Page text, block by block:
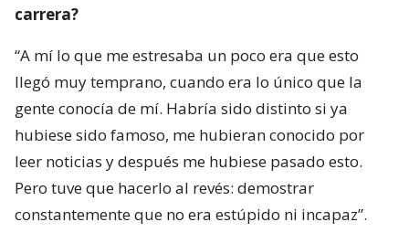
carrera?
“A mí lo que me estresaba un poco era que esto
llegó muy temprano, cuando era lo único que la
gente conocía de mí. Habría sido distinto si ya
hubiese sido famoso, me hubieran conocido por
leer noticias y después me hubiese pasado esto.
Pero tuve que hacerlo al revés: demostrar
constantemente que no era estúpido ni incapaz”.